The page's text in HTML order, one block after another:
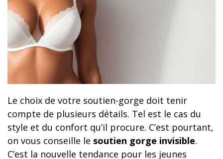
Le choix de votre soutien-gorge doit tenir
compte de plusieurs détails. Tel est le cas du
style et du confort qu’il procure. C’est pourtant,
on vous conseille le soutien gorge invisible.
C’est la nouvelle tendance pour les jeunes